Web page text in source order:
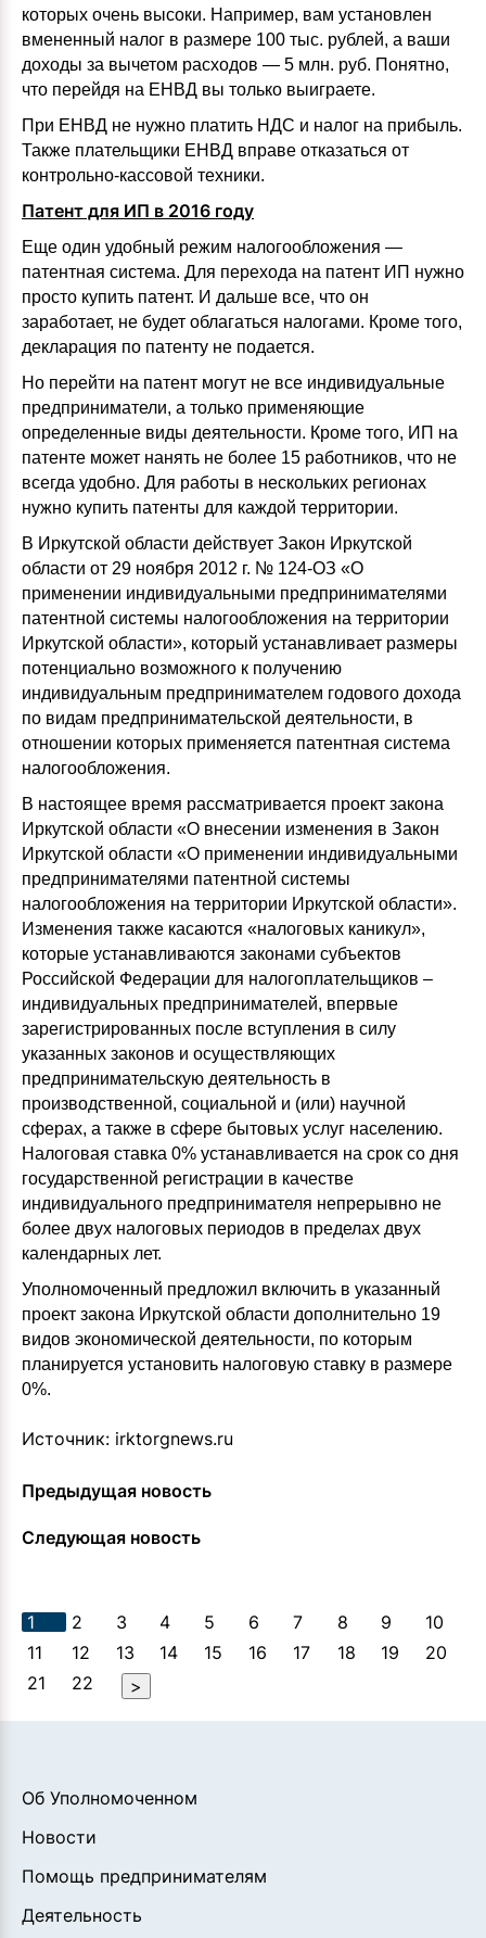
которых очень высоки. Например, вам установлен
вмененный налог в размере 100 тыс. рублей, а ваши
доходы за вычетом расходов — 5 млн. руб. Понятно,
что перейдя на ЕНВД вы только выиграете.
При ЕНВД не нужно платить НДС и налог на прибыль.
Также плательщики ЕНВД вправе отказаться от
контрольно-кассовой техники.
Патент для ИП в 2016 году
Еще один удобный режим налогообложения —
патентная система. Для перехода на патент ИП нужно
просто купить патент. И дальше все, что он
заработает, не будет облагаться налогами. Кроме того,
декларация по патенту не подается.
Но перейти на патент могут не все индивидуальные
предприниматели, а только применяющие
определенные виды деятельности. Кроме того, ИП на
патенте может нанять не более 15 работников, что не
всегда удобно. Для работы в нескольких регионах
нужно купить патенты для каждой территории.
В Иркутской области действует Закон Иркутской
области от 29 ноября 2012 г. № 124-ОЗ «О
применении индивидуальными предпринимателями
патентной системы налогообложения на территории
Иркутской области», который устанавливает размеры
потенциально возможного к получению
индивидуальным предпринимателем годового дохода
по видам предпринимательской деятельности, в
отношении которых применяется патентная система
налогообложения.
В настоящее время рассматривается проект закона
Иркутской области «О внесении изменения в Закон
Иркутской области «О применении индивидуальными
предпринимателями патентной системы
налогообложения на территории Иркутской области».
Изменения также касаются «налоговых каникул»,
которые устанавливаются законами субъектов
Российской Федерации для налогоплательщиков –
индивидуальных предпринимателей, впервые
зарегистрированных после вступления в силу
указанных законов и осуществляющих
предпринимательскую деятельность в
производственной, социальной и (или) научной
сферах, а также в сфере бытовых услуг населению.
Налоговая ставка 0% устанавливается на срок со дня
государственной регистрации в качестве
индивидуального предпринимателя непрерывно не
более двух налоговых периодов в пределах двух
календарных лет.
Уполномоченный предложил включить в указанный
проект закона Иркутской области дополнительно 19
видов экономической деятельности, по которым
планируется установить налоговую ставку в размере
0%.
Источник: irktorgnews.ru
Предыдущая новость
Следующая новость
1 2 3 4 5 6 7 8 9
10
11
12 13 14 15 16 17 18 19
20
21
22 >
Об Уполномоченном
Новости
Помощь предпринимателям
Деятельность